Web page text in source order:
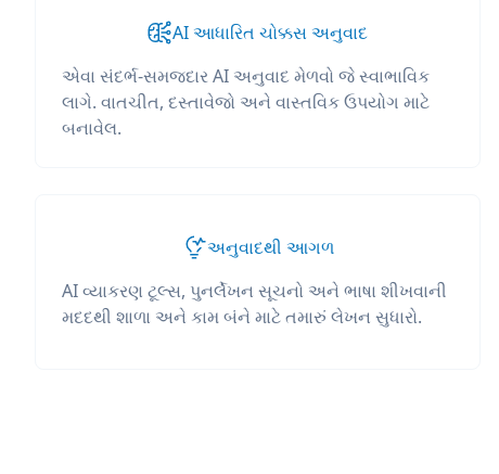
AI આધારિત ચોક્કસ અનુવાદ
એવા સંદર્ભ-સમજદાર AI અનુવાદ મેળવો જે સ્વાભાવિક
લાગે. વાતચીત, દસ્તાવેજો અને વાસ્તવિક ઉપયોગ માટે
બનાવેલ.
અનુવાદથી આગળ
AI વ્યાકરણ ટૂલ્સ, પુનર્લેખન સૂચનો અને ભાષા શીખવાની
મદદથી શાળા અને કામ બંને માટે તમારું લેખન સુધારો.